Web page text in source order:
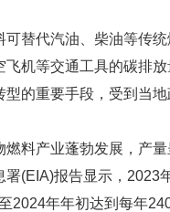
可替代汽油、柴油等传
飞机等交通工具的碳排
型的重要手段，受到当
燃料产业蓬勃发展，产
署(EIA)报告显示，2023
2024年年初达到每年